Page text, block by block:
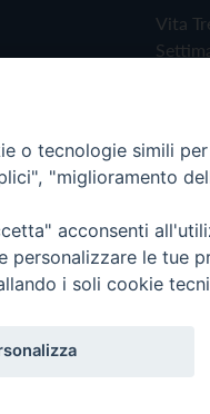
Vita
- Vita
o tecnologie simili
"miglioramento
acconsenti
personalizzare le tue
i soli cookie